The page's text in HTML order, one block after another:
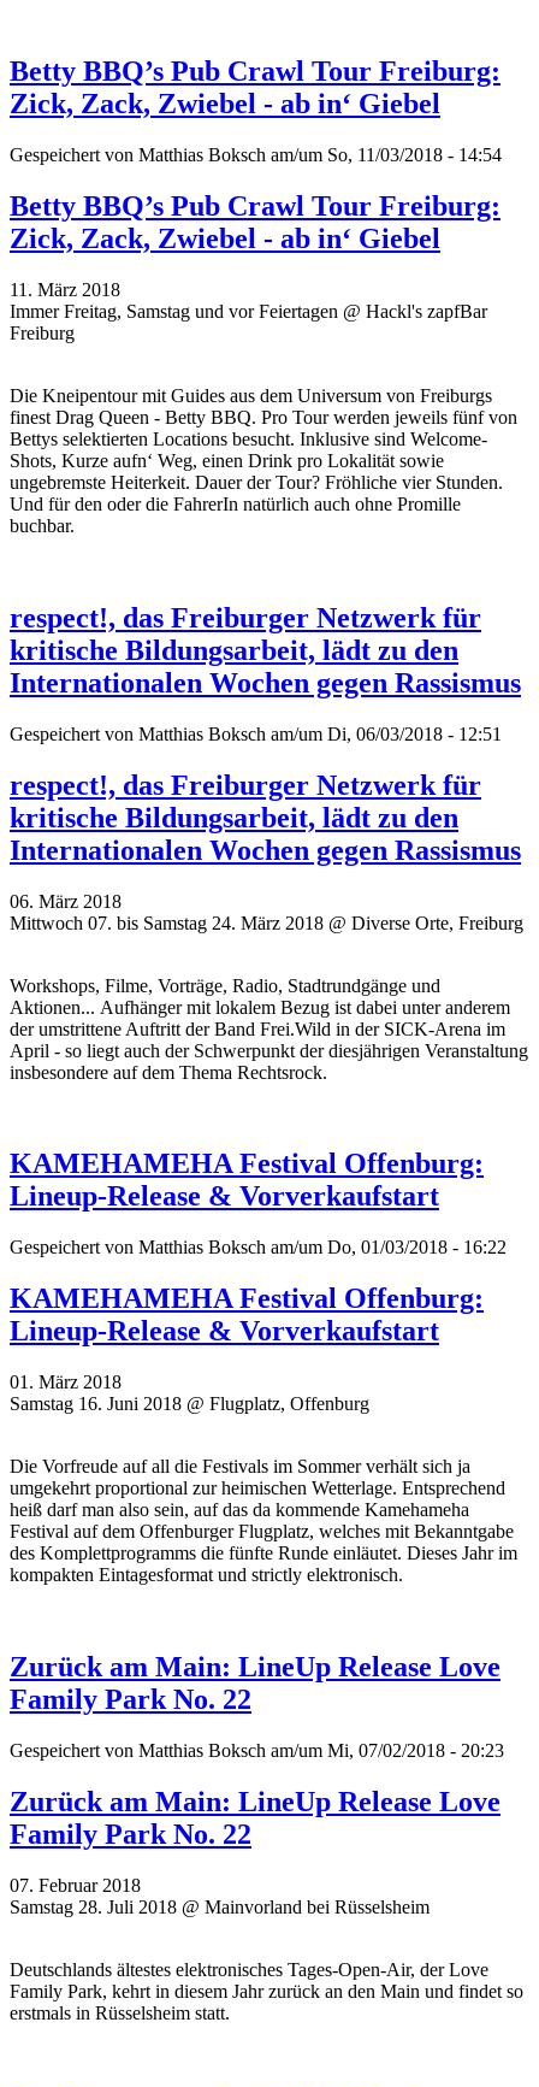
Betty BBQ’s Pub Crawl Tour Freiburg:
Zick, Zack, Zwiebel - ab in‘ Giebel
Gespeichert von Matthias Boksch am/um So, 11/03/2018 - 14:54
Betty BBQ’s Pub Crawl Tour Freiburg:
Zick, Zack, Zwiebel - ab in‘ Giebel
11. März 2018
Immer Freitag, Samstag und vor Feiertagen @ Hackl's zapfBar
Freiburg
Die Kneipentour mit Guides aus dem Universum von Freiburgs
finest Drag Queen - Betty BBQ. Pro Tour werden jeweils fünf von
Bettys selektierten Locations besucht. Inklusive sind Welcome-
Shots, Kurze aufn‘ Weg, einen Drink pro Lokalität sowie
ungebremste Heiterkeit. Dauer der Tour? Fröhliche vier Stunden.
Und für den oder die FahrerIn natürlich auch ohne Promille
buchbar.
respect!, das Freiburger Netzwerk für
kritische Bildungsarbeit, lädt zu den
Internationalen Wochen gegen Rassismus
Gespeichert von Matthias Boksch am/um Di, 06/03/2018 - 12:51
respect!, das Freiburger Netzwerk für
kritische Bildungsarbeit, lädt zu den
Internationalen Wochen gegen Rassismus
06. März 2018
Mittwoch 07. bis Samstag 24. März 2018 @ Diverse Orte, Freiburg
Workshops, Filme, Vorträge, Radio, Stadtrundgänge und
Aktionen... Aufhänger mit lokalem Bezug ist dabei unter anderem
der umstrittene Auftritt der Band Frei.Wild in der SICK-Arena im
April - so liegt auch der Schwerpunkt der diesjährigen Veranstaltung
insbesondere auf dem Thema Rechtsrock.
KAMEHAMEHA Festival Offenburg:
Lineup-Release & Vorverkaufstart
Gespeichert von Matthias Boksch am/um Do, 01/03/2018 - 16:22
KAMEHAMEHA Festival Offenburg:
Lineup-Release & Vorverkaufstart
01. März 2018
Samstag 16. Juni 2018 @ Flugplatz, Offenburg
Die Vorfreude auf all die Festivals im Sommer verhält sich ja
umgekehrt proportional zur heimischen Wetterlage. Entsprechend
heiß darf man also sein, auf das da kommende Kamehameha
Festival auf dem Offenburger Flugplatz, welches mit Bekanntgabe
des Komplettprogramms die fünfte Runde einläutet. Dieses Jahr im
kompakten Eintagesformat und strictly elektronisch.
Zurück am Main: LineUp Release Love
Family Park No. 22
Gespeichert von Matthias Boksch am/um Mi, 07/02/2018 - 20:23
Zurück am Main: LineUp Release Love
Family Park No. 22
07. Februar 2018
Samstag 28. Juli 2018 @ Mainvorland bei Rüsselsheim
Deutschlands ältestes elektronisches Tages-Open-Air, der Love
Family Park, kehrt in diesem Jahr zurück an den Main und findet so
erstmals in Rüsselsheim statt.